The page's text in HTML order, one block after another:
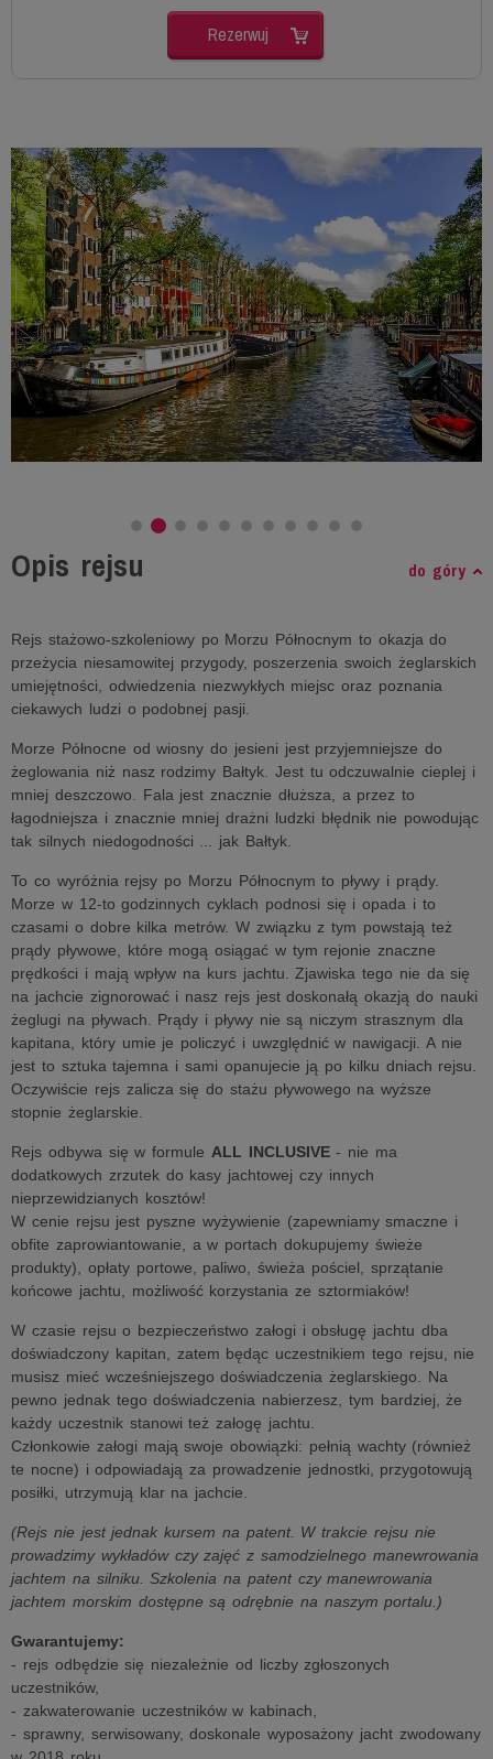
Rezerwuj
Opis rejsu do góry
Rejs stażowo-szkoleniowy po Morzu Północnym to okazja do
przeżycia niesamowitej przygody, poszerzenia swoich żeglarskich
umiejętności, odwiedzenia niezwykłych miejsc oraz poznania
ciekawych ludzi o podobnej pasji.
Morze Północne od wiosny do jesieni jest przyjemniejsze do
żeglowania niż nasz rodzimy Bałtyk. Jest tu odczuwalnie cieplej i
mniej deszczowo. Fala jest znacznie dłuższa, a przez to
łagodniejsza i znacznie mniej drażni ludzki błędnik nie powodując
tak silnych niedogodności ... jak Bałtyk.
To co wyróżnia rejsy po Morzu Północnym to pływy i prądy.
Morze w 12-to godzinnych cyklach podnosi się i opada i to
czasami o dobre kilka metrów. W związku z tym powstają też
prądy pływowe, które mogą osiągać w tym rejonie znaczne
prędkości i mają wpływ na kurs jachtu. Zjawiska tego nie da się
na jachcie zignorować i nasz rejs jest doskonałą okazją do nauki
żeglugi na pływach. Prądy i pływy nie są niczym strasznym dla
kapitana, który umie je policzyć i uwzględnić w nawigacji. A nie
jest to sztuka tajemna i sami opanujecie ją po kilku dniach rejsu.
Oczywiście rejs zalicza się do stażu pływowego na wyższe
stopnie żeglarskie.
Rejs odbywa się w formule ALL INCLUSIVE- nie ma
dodatkowych zrzutek do kasy jachtowej czy innych
nieprzewidzianych kosztów!
W cenie rejsu jest pyszne wyżywienie (zapewniamy smaczne i
obfite zaprowiantowanie, a w portach dokupujemy świeże
produkty), opłaty portowe, paliwo, świeża pościel, sprzątanie
końcowe jachtu, możliwość korzystania ze sztormiaków!
W czasie rejsu o bezpieczeństwo załogi i obsługę jachtu dba
doświadczony kapitan, zatem będąc uczestnikiem tego rejsu, nie
musisz mieć wcześniejszego doświadczenia żeglarskiego. Na
pewno jednak tego doświadczenia nabierzesz, tym bardziej, że
każdy uczestnik stanowi też załogę jachtu.
Członkowie załogi mają swoje obowiązki: pełnią wachty (również
te nocne) i odpowiadają za prowadzenie jednostki, przygotowują
posiłki, utrzymują klar na jachcie.
(Rejs nie jest jednak kursem na patent. W trakcie rejsu nie
prowadzimy wykładów czy zajęć z samodzielnego manewrowania
jachtem na silniku. Szkolenia na patent czy manewrowania
jachtem morskim dostępne są odrębnie na naszym portalu.)
Gwarantujemy:
- rejs odbędzie się niezależnie od liczby zgłoszonych
uczestników,
- zakwaterowanie uczestników w kabinach,
- sprawny, serwisowany, doskonale wyposażony jacht zwodowany